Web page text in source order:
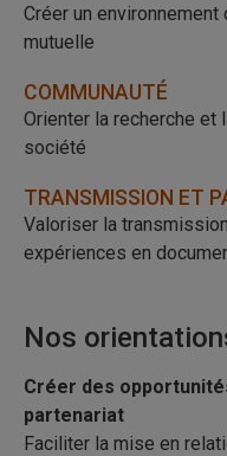
Créer un
mutuelle
COMMUNAUTÉ
Orienter la recherche et
société
TRANSMISSION ET
Valoriser la
expériences en
Nos
Créer des
partenariat
Faciliter la mise en